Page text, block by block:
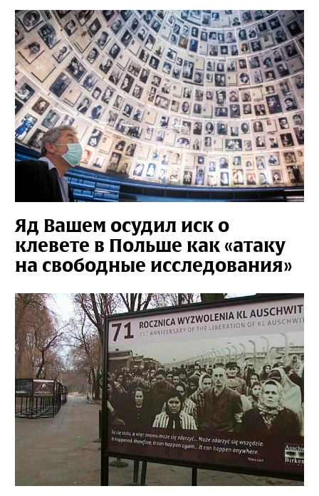
Яд Вашем осудил иск о
клевете в Польше как «атаку
на свободные исследования»